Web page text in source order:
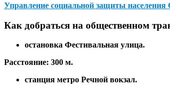
Управление социальной защиты
Как добраться на общественном
остановка Фестивальная улица.
Расстояние: 300 м.
станция метро Речной вокзал.